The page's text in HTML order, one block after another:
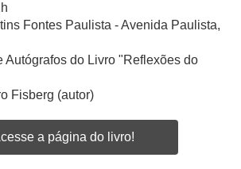
Fontes Paulista - Avenida Paulista,
Autógrafos do Livro "Reflexões do
Fisberg (autor)
a página do livro!